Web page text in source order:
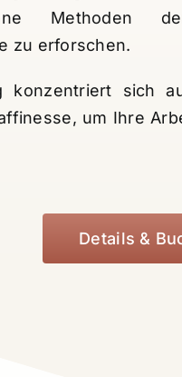
Methoden
zu erforschen.
konzentriert sich
um Ihre
Details &